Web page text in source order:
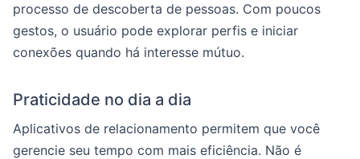
processo de descoberta de pessoas. Com poucos
gestos, o usuário pode explorar perfis e iniciar
conexões quando há interesse mútuo.
Praticidade no dia a dia
Aplicativos de relacionamento permitem que você
gerencie seu tempo com mais eficiência. Não é